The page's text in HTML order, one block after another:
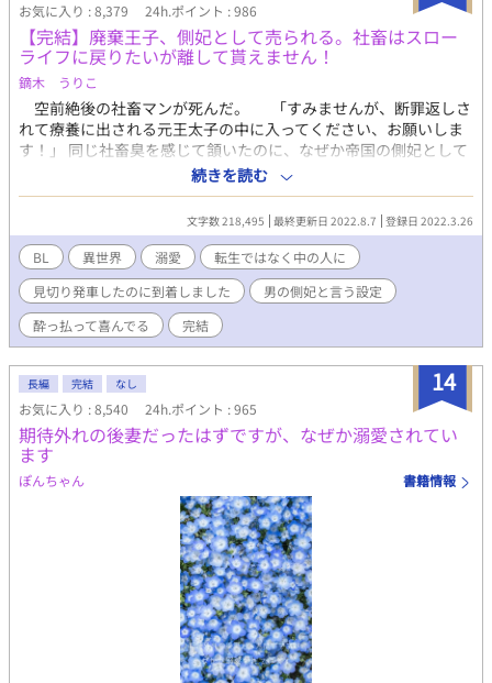
お気に入り : 8,379 24h.ポイント : 986
【完結】廃棄王子、側妃として売られる。社畜はスロー
ライフに戻りたいが離して貰えません！
鏑木 うりこ
空前絶後の社畜マンが死んだ。 「すみませんが、断罪返しさ
れて療養に出される元王太子の中に入ってください、お願いしま
す！」 同じ社畜臭を感じて頷いたのに、なぜか帝国の側妃として
売り渡されてしまった！ 話が違うし約束も違う！男の側妃を溺
愛してくるだと？！ ゆるーい設定でR18BLになります。 本編完
結致しました( ´ ▽ ` )緩い番外編も完結しました。 番外編、お品
書き。 〇セイリオス＆クロードがイチャイチャする話 〇騎士
団に謎のオブジェがある話 ○可愛いけれどムカつくあの子！
○ビリビリ腕輪の活用法 ○進撃の双子 ○おじさん達が温泉へ
行く話 ○孫が可愛いだけだなんて誰が言った？（孫に嫉妬する
ラムの話） ○なんかウチの村で美人が田んぼ作ってんだが？
（田んぼを耕すディエスの話） ○ブラックラム（危なく闇落ち
致しました。長い間＆たくさんのご声援を頂き誠にありがとうご
ざいました～！
続きを読む
文字数 218,495 最終更新日 2022.8.7 登録日 2022.3.26
BL 異世界 溺愛
転生ではなく中の人に
見切り発車したのに到着しました
男の側妃と言う設定
酔っ払って喜んでる
完結
14
長編 完結 なし
お気に入り : 8,540 24h.ポイント : 965
期待外れの後妻だったはずですが、なぜか溺愛されてい
ます
ぽんちゃん 書籍情報